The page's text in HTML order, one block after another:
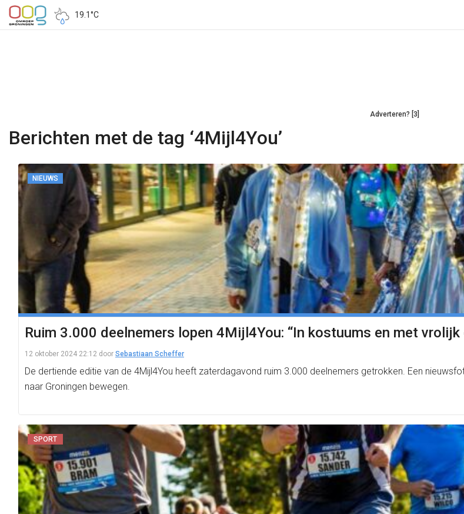
19.1°C
Adverteren? [3]
Berichten met de tag ‘4Mijl4You’
NIEUWS
Ruim 3.000 deelnemers lopen 4Mijl4You: “In kostuums en met vrolijk
12 oktober 2024 22:12 door Sebastiaan Scheffer
De dertiende editie van de 4Mijl4You heeft zaterdagavond ruim 3.000 deelnemers getrokken. Een
naar Groningen bewegen.
SPORT